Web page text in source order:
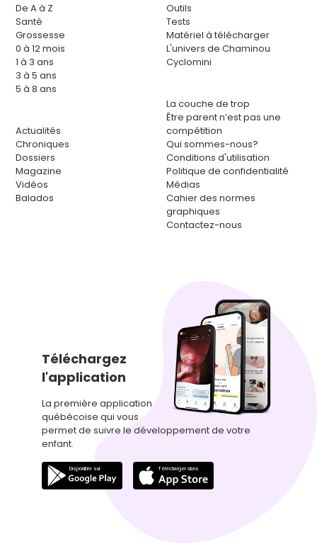
De A à Z
Santé
Grossesse
0 à 12 mois
1 à 3 ans
3 à 5 ans
5 à 8 ans
Actualités
Chroniques
Dossiers
Magazine
Vidéos
Balados
Outils
Tests
Matériel à télécharger
L'univers de Chaminou
Cyclomini
La couche de trop
Être parent n’est pas une
compétition
Qui sommes-nous?
Conditions d'utilisation
Politique de confidentialité
Médias
Cahier des normes
graphiques
Contactez-nous
Téléchargez
l'application
La première application
québécoise qui vous
permet de suivre le développement de votre
enfant.